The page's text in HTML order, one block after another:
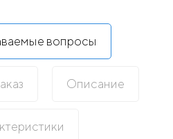
вопросы
Описание